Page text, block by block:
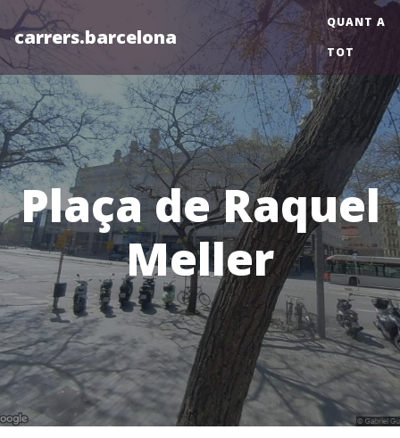
carrers.barcelona
QUANT A
TOT
Plaça de Raquel
Meller